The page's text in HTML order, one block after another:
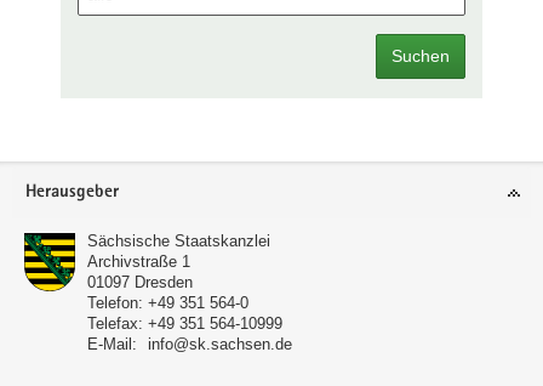
Suchen
Footer-
Herausgeber
Sächsische Staatskanzlei
Archivstraße 1
01097 Dresden
Telefon: +49 351 564-0
Telefax: +49 351 564-10999
E-Mail:
info@sk.sachsen.de